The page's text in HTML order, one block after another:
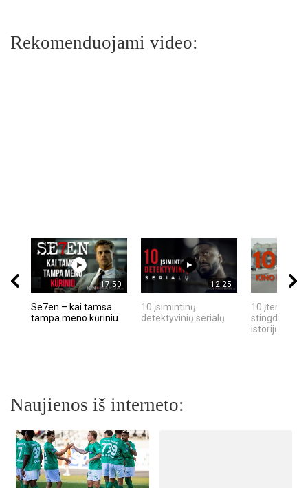
Rekomenduojami video:
17:50
Se7en – kai tamsa
tampa meno kūriniu
12:25
10 įsimintinų
detektyvinių serialų
10 įtemptų,
stingdančių
istorijų
Naujienos iš interneto: